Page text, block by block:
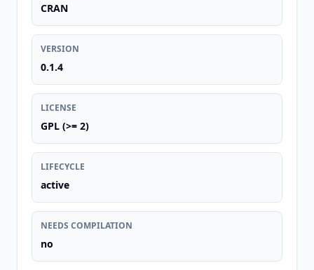
CRAN
VERSION
0.1.4
LICENSE
GPL (>= 2)
LIFECYCLE
active
NEEDS COMPILATION
no